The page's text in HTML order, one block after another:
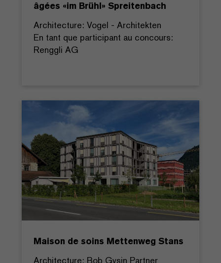
âgées «im Brühl» Spreitenbach
Architecture: Vogel - Architekten
En tant que participant au concours:
Renggli AG
Maison de soins Mettenweg Stans
Architecture: Bob Gysin Partner